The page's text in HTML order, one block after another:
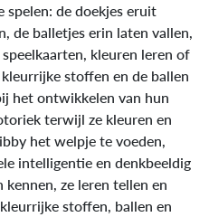
spelen: de doekjes eruit
de balletjes erin laten vallen,
kleuren leren of
stoffen en de ballen
het ontwikkelen van hun
terwijl ze kleuren en
het welpje te voeden,
intelligentie en denkbeeldig
kennen, ze leren tellen en
stoffen, ballen en